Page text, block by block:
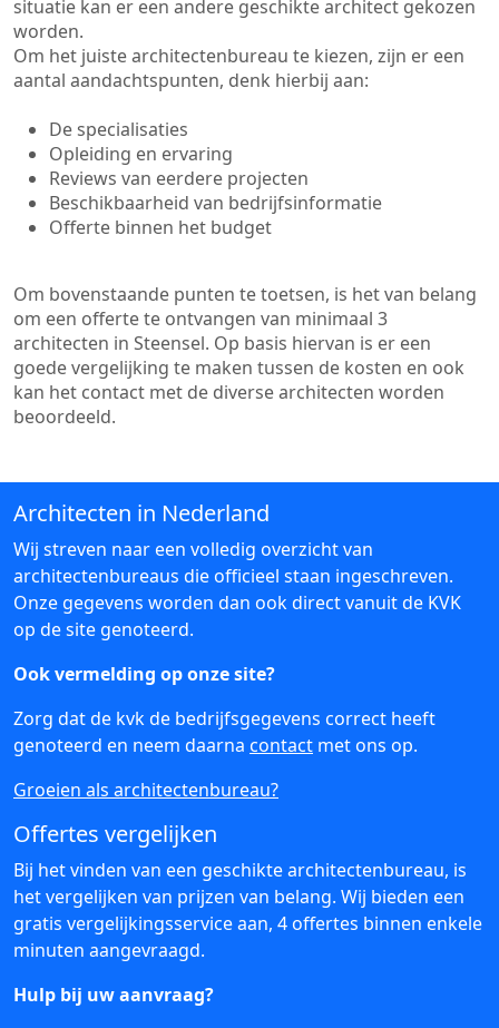
situatie kan er een andere geschikte architect gekozen
worden.
Om het juiste architectenbureau te kiezen, zijn er een
aantal aandachtspunten, denk hierbij aan:
De specialisaties
Opleiding en ervaring
Reviews van eerdere projecten
Beschikbaarheid van bedrijfsinformatie
Offerte binnen het budget
Om bovenstaande punten te toetsen, is het van belang
om een offerte te ontvangen van minimaal 3
architecten in Steensel. Op basis hiervan is er een
goede vergelijking te maken tussen de kosten en ook
kan het contact met de diverse architecten worden
beoordeeld.
Architecten in Nederland
Wij streven naar een volledig overzicht van
architectenbureaus die officieel staan ingeschreven.
Onze gegevens worden dan ook direct vanuit de KVK
op de site genoteerd.
Ook vermelding op onze site?
Zorg dat de kvk de bedrijfsgegevens correct heeft
genoteerd en neem daarna contact met ons op.
Groeien als architectenbureau?
Offertes vergelijken
Bij het vinden van een geschikte architectenbureau, is
het vergelijken van prijzen van belang. Wij bieden een
gratis vergelijkingsservice aan, 4 offertes binnen enkele
minuten aangevraagd.
Hulp bij uw aanvraag?